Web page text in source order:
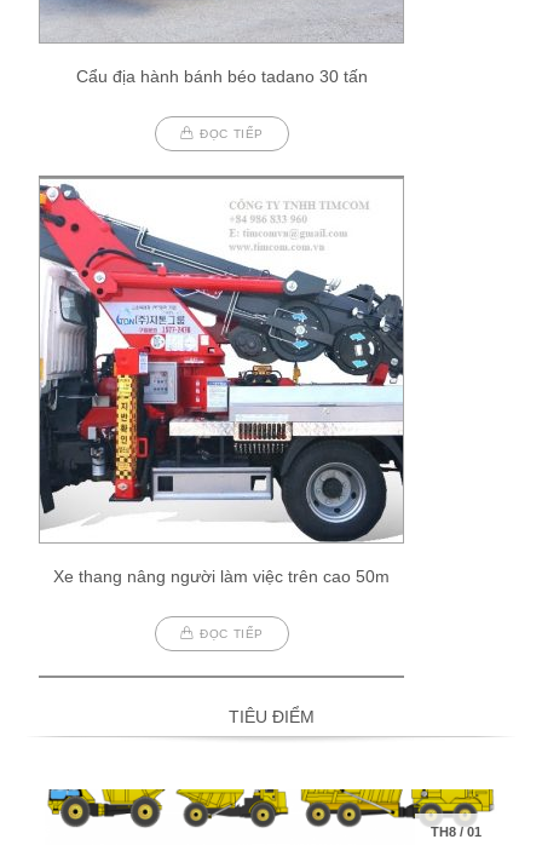
Cẩu địa hành bánh béo tadano 30 tấn
ĐỌC TIẾP
Xe thang nâng người làm việc trên cao 50m
ĐỌC TIẾP
TIÊU ĐIỂM
TH8/01